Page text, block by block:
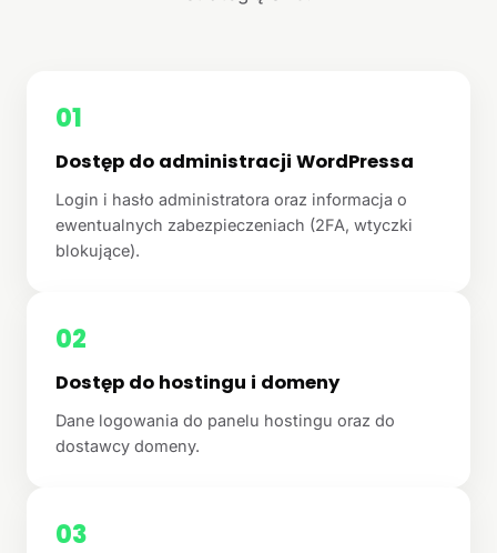
01
Dostęp do administracji WordPressa
Login i hasło administratora oraz informacja o
ewentualnych zabezpieczeniach (2FA, wtyczki
blokujące).
02
Dostęp do hostingu i domeny
Dane logowania do panelu hostingu oraz do
dostawcy domeny.
03